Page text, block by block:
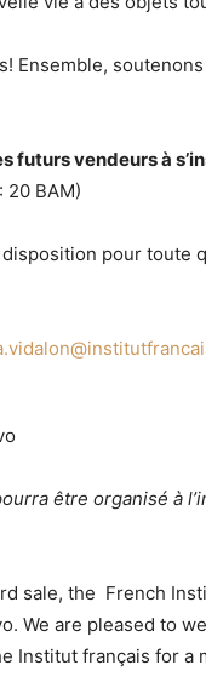
Ensemble,
futurs vendeurs à
20 BAM)
pour toute
être organisé à
sale, the French
We are pleased to
Institut français for